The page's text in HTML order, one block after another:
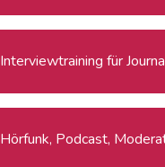
Interviewtraining für
Hörfunk, Podcast,